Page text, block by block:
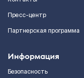
Пресс-центр
Партнерская программа
Информация
Безопасность